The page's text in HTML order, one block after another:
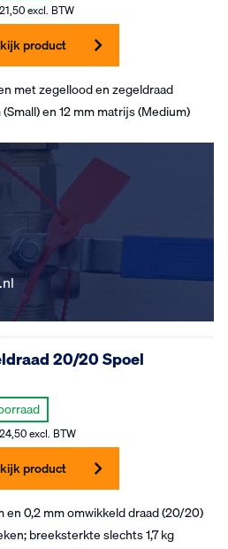
met zegellood en zegeldraad
en 12 mm matrijs (Medium)
21,50excl. BTW
product
en 0,2 mm omwikkeld draad (20/20)
breeksterkte slechts 1,7 kg
20/20 Spoel
24,50excl. BTW
product